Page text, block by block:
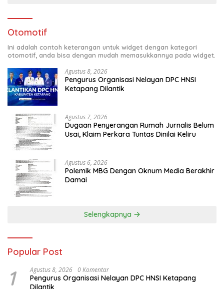
Otomotif
Ini adalah contoh keterangan untuk widget dengan kategori
otomotif, anda bisa dengan mudah memasukkannya pada widget.
Agustus 8, 2026
Pengurus Organisasi Nelayan DPC HNSI
Ketapang Dilantik
Agustus 7, 2026
Dugaan Penyerangan Rumah Jurnalis Belum
Usai, Klaim Perkara Tuntas Dinilai Keliru
Agustus 6, 2026
Polemik MBG Dengan Oknum Media Berakhir
Damai
Selengkapnya
Popular Post
1 Agustus 8, 2026 0 Komentar
Pengurus Organisasi Nelayan DPC HNSI Ketapang
Dilantik